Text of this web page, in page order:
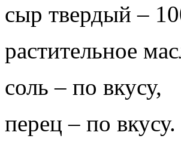
сыр твердый –
растительное
соль – по вкусу,
перец – по вкусу.